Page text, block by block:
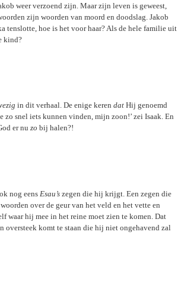
weer verzoend zijn. Maar zijn leven is geweest,
zijn woorden van moord en doodslag. Jakob
tenslotte, hoe is het voor haar? Als de hele familie uit
kind?
in dit verhaal. De enige keren dat Hij genoemd
zo snel iets kunnen vinden, mijn zoon!’ zei Isaak. En
er nu zo bij halen?!
nog eens Esau’s zegen die hij krijgt. Een zegen die
over de geur van het veld en het vette en
waar hij mee in het reine moet zien te komen. Dat
oversteek komt te staan die hij niet ongehavend zal